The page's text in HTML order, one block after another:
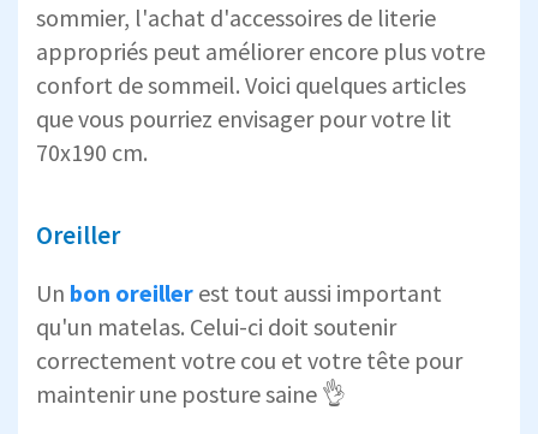
sommier, l'achat d'accessoires de literie
appropriés peut améliorer encore plus votre
confort de sommeil. Voici quelques articles
que vous pourriez envisager pour votre lit
70x190 cm.
Oreiller
Un bon oreiller est tout aussi important
qu'un matelas. Celui-ci doit soutenir
correctement votre cou et votre tête pour
maintenir une posture saine 👌